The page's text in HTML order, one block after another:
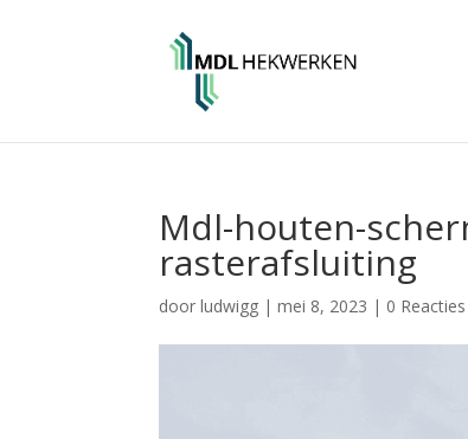
Mdl-houten-
rasterafsluiting
doorludwigg |mei 8, 2023 | 0 Reacties